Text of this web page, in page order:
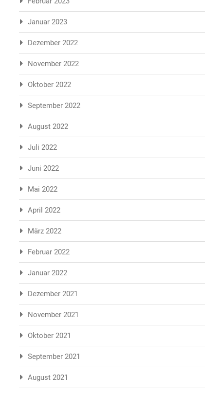
Januar 2023
Dezember 2022
November 2022
Oktober 2022
September 2022
August 2022
Juli 2022
Juni 2022
Mai 2022
April 2022
März 2022
Februar 2022
Januar 2022
Dezember 2021
November 2021
Oktober 2021
September 2021
August 2021